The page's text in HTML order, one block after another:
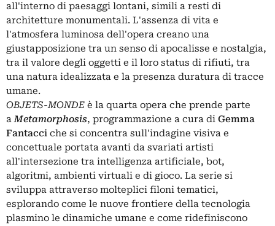
all'interno di paesaggi lontani, simili a resti di
architetture monumentali. L'assenza di vita e
l'atmosfera luminosa dell'opera creano una
giustapposizione tra un senso di apocalisse e nostalgia,
tra il valore degli oggetti e il loro status di rifiuti, tra
una natura idealizzata e la presenza duratura di tracce
umane.
OBJETS-MONDE è la quarta opera che prende parte
aMetamorphosis, programmazione a cura di Gemma
Fantacci che si concentra sull'indagine visiva e
concettuale portata avanti da svariati artisti
all'intersezione tra intelligenza artificiale, bot,
algoritmi, ambienti virtuali e di gioco. La serie si
sviluppa attraverso molteplici filoni tematici,
esplorando come le nuove frontiere della tecnologia
plasmino le dinamiche umane e come ridefiniscono